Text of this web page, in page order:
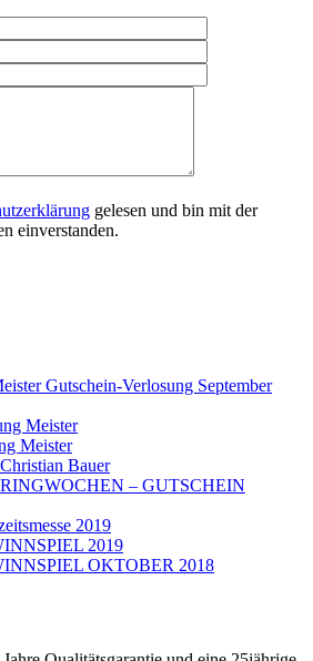
gelesen und bin mit der
einverstanden.
Gutschein-Verlosung September
Meister
Meister
Bauer
– GUTSCHEIN
2019
2019
OKTOBER 2018